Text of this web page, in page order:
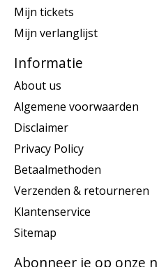
Mijn tickets
Mijn verlanglijst
Informatie
About us
Algemene voorwaarden
Disclaimer
Privacy Policy
Betaalmethoden
Verzenden & retourneren
Klantenservice
Sitemap
Abonneer je op onze